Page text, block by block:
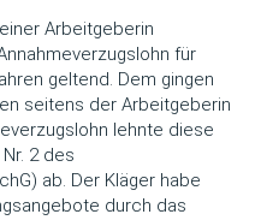
Arbeitgeberin
für
geltend. Dem gingen
seitens der Arbeitgeberin
lehnte diese
2 des
ab. Der Kläger habe
durch das